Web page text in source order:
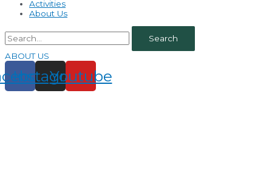
Activities
About Us
Search
ABOUT US
Instagram
Youtube